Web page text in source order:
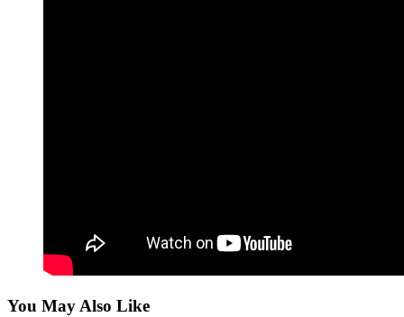
You May Also Like